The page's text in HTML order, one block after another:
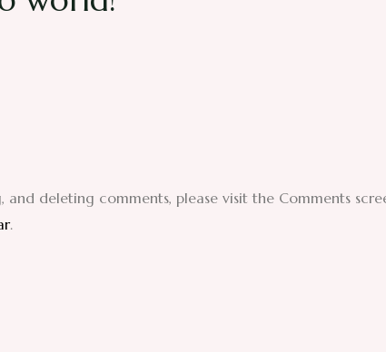
deleting comments, please visit the Comments
.